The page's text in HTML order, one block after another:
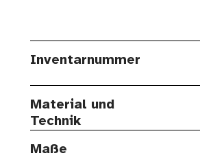
Inventarnummer
Material und
Technik
Maße